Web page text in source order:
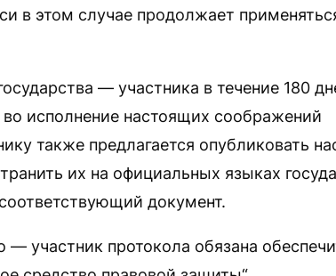
в этом случае продолжает
— участника в течение 180
исполнение настоящих соображений
также предлагается опубликовать
их на официальных языках
документ.
— участник протокола обязана